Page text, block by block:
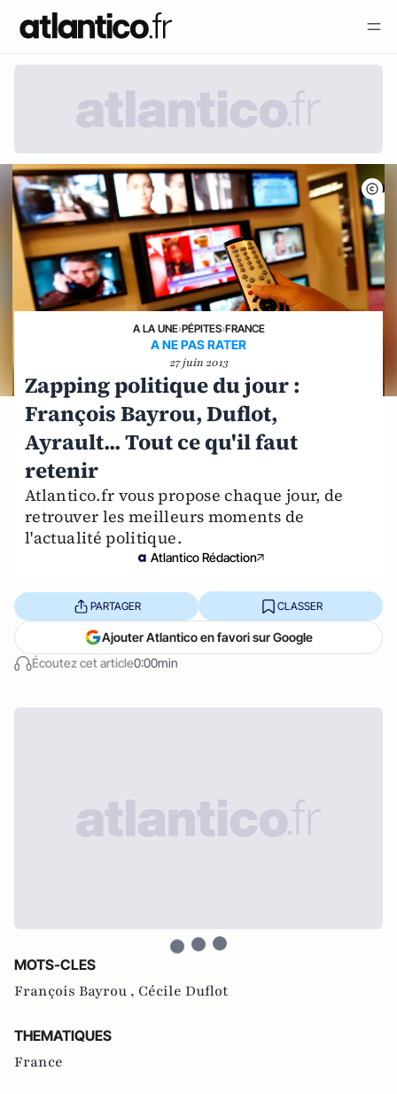
A LA UNE›PÉPITES›FRANCE
A NE PAS RATER
27 juin 2013
Zapping politique du jour :
François Bayrou, Duflot,
Ayrault... Tout ce qu'il faut
retenir
Atlantico.fr vous propose chaque jour, de
retrouver les meilleurs moments de
l'actualité politique.
Atlantico Rédaction
Écoutez cet article0:00min
PARTAGER CLASSER
Ajouter Atlantico en favori sur Google
MOTS-CLES
François Bayrou , Cécile Duflot
THEMATIQUES
France